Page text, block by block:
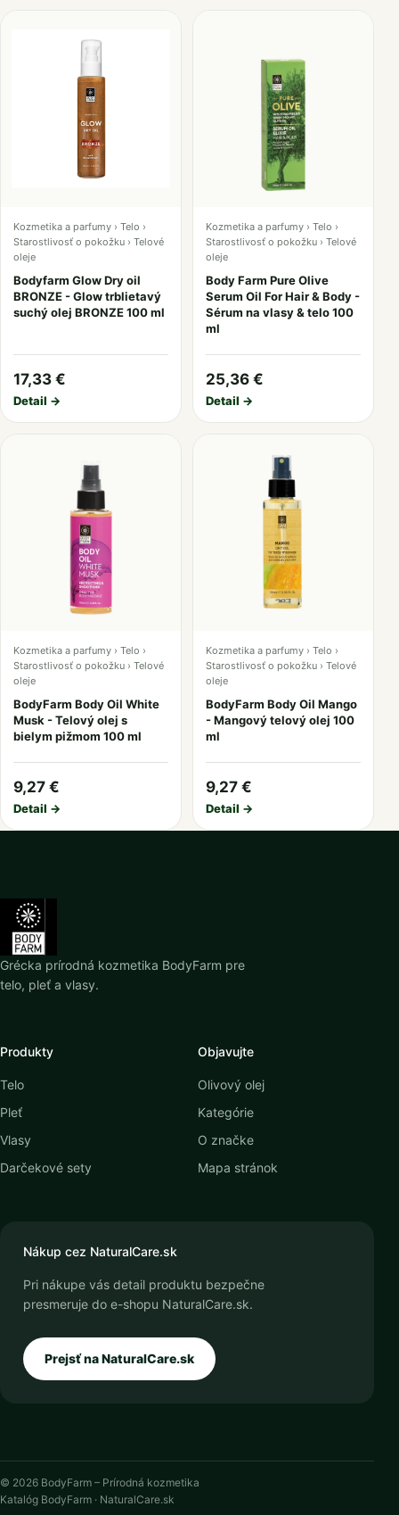
Kozmetika a parfumy › Telo ›
Starostlivosť o pokožku › Telové
oleje
Bodyfarm Glow Dry oil
BRONZE - Glow trblietavý
suchý olej BRONZE 100 ml
17,33 €
Detail →
Kozmetika a parfumy › Telo ›
Starostlivosť o pokožku › Telové
oleje
Body Farm Pure Olive
Serum Oil For Hair & Body -
Sérum na vlasy & telo 100
ml
25,36 €
Detail →
Kozmetika a parfumy › Telo ›
Starostlivosť o pokožku › Telové
oleje
BodyFarm Body Oil White
Musk - Telový olej s
bielym pižmom 100 ml
9,27 €
Detail →
Kozmetika a parfumy › Telo ›
Starostlivosť o pokožku › Telové
oleje
BodyFarm Body Oil Mango
- Mangový telový olej 100
ml
9,27 €
Detail →
Grécka prírodná kozmetika BodyFarm pre
telo, pleť a vlasy.
Produkty
Telo
Pleť
Vlasy
Darčekové sety
Objavujte
Olivový olej
Kategórie
O značke
Mapa stránok
Nákup cez NaturalCare.sk
Pri nákupe vás detail produktu bezpečne
presmeruje do e-shopu NaturalCare.sk.
Prejsť na NaturalCare.sk
© 2026 BodyFarm – Prírodná kozmetika
Katalóg BodyFarm · NaturalCare.sk